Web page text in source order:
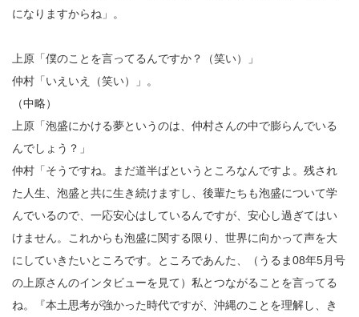
になりますからね」。
上原「僕のことを言ってるんですか？（笑い）」
仲村「いえいえ（笑い）」。
（中略）
上原「泡盛にかける夢というのは、仲村さんの中で膨らんでいる
んでしょう？」
仲村「そうですね。まだ道半ばというところなんですよ。残され
た人生、泡盛と共に生き続けますし、後輩たちも泡盛について学
んでいるので、一応安心はしているんですが、安心し過ぎてはい
けません。これからも泡盛に関する限り、世界に向かって声を大
にしていきたいところです。ところであんた、（うるま08年5月号
の上原さんのインタビューを見て）私とつながることを言ってる
ね。『本土思考が強かった時代ですが、沖縄のことを理解し、き